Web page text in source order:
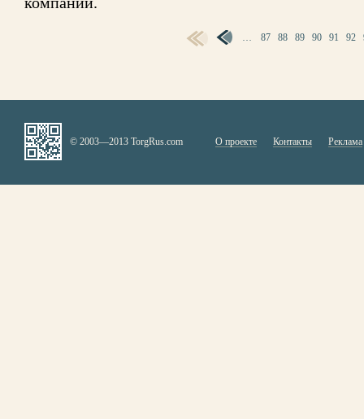
… 87 88 89 90 91 92
© 2003—2013 TorgRus.com О проекте Контакты Реклама